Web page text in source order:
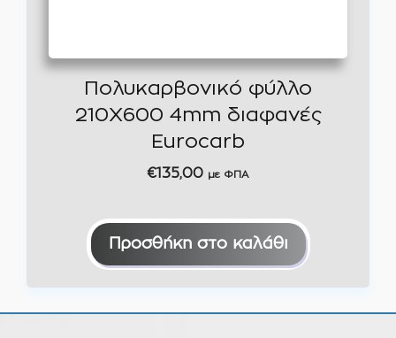
Πολυκαρβονικό φύλλο
210Χ600 4mm διαφανές
Eurocarb
€135,00 με ΦΠΑ
Προσθήκη στο καλάθι